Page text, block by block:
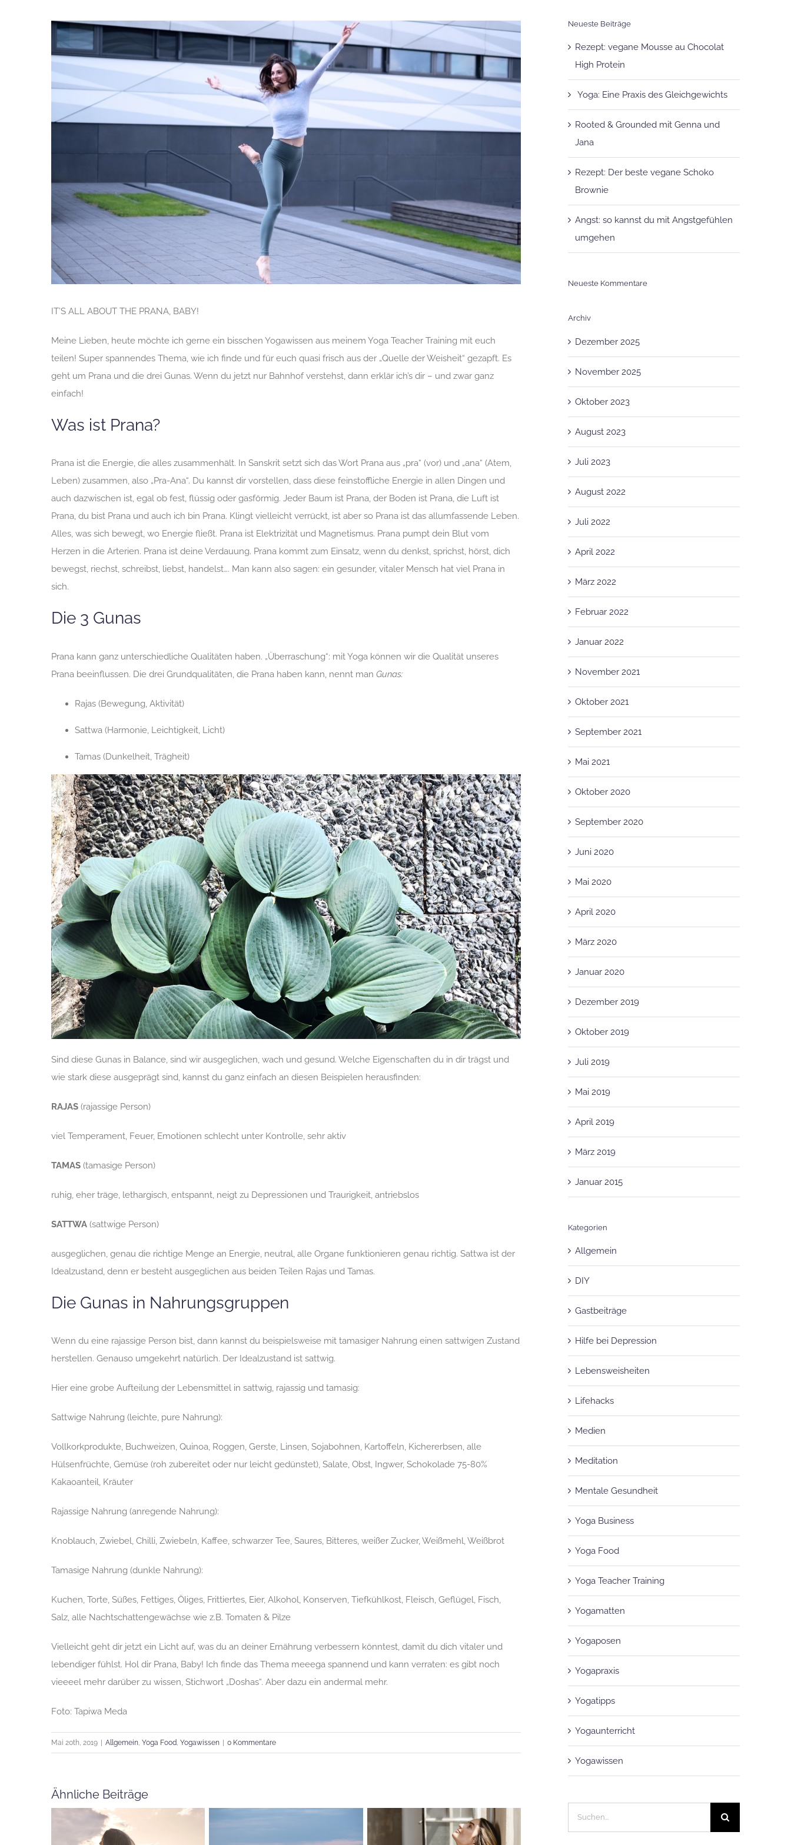
Zeige
grösseres
IT’S ALL ABOUT THE PRANA, BABY!
Meine Lieben, heute möchte ich gerne ein bisschen Yogawissen aus meinem Yoga Teacher Training mit euch
teilen! Super spannendes Thema, wie ich finde und für euch quasi frisch aus der „Quelle der Weisheit“ gezapft. Es
geht um Prana und die drei Gunas. Wenn du jetzt nur Bahnhof verstehst, dann erklär ich’s dir – und zwar ganz
einfach!
Was ist Prana?
Prana ist die Energie, die alles zusammenhält. In Sanskrit setzt sich das Wort Prana aus „pra“ (vor) und „ana“ (Atem,
Leben) zusammen, also „Pra-Ana“. Du kannst dir vorstellen, dass diese feinstoffliche Energie in allen Dingen und
auch dazwischen ist, egal ob fest, flüssig oder gasförmig. Jeder Baum ist Prana, der Boden ist Prana, die Luft ist
Prana, du bist Prana und auch ich bin Prana. Klingt vielleicht verrückt, ist aber so Prana ist das allumfassende Leben.
Alles, was sich bewegt, wo Energie fließt. Prana ist Elektrizität und Magnetismus. Prana pumpt dein Blut vom
Herzen in die Arterien. Prana ist deine Verdauung. Prana kommt zum Einsatz, wenn du denkst, sprichst, hörst, dich
bewegst, riechst, schreibst, liebst, handelst…. Man kann also sagen: ein gesunder, vitaler Mensch hat viel Prana in
sich.
Die 3 Gunas
Prana kann ganz unterschiedliche Qualitäten haben. „Überraschung“: mit Yoga können wir die Qualität unseres
Prana beeinflussen. Die drei Grundqualitäten, die Prana haben kann, nennt man Gunas:
Rajas (Bewegung, Aktivität)
Sattwa (Harmonie, Leichtigkeit, Licht)
Tamas (Dunkelheit, Trägheit)
Sind diese Gunas in Balance, sind wir ausgeglichen, wach und gesund. Welche Eigenschaften du in dir trägst und
wie stark diese ausgeprägt sind, kannst du ganz einfach an diesen Beispielen herausfinden:
RAJAS (rajassige Person)
viel Temperament, Feuer, Emotionen schlecht unter Kontrolle, sehr aktiv
TAMAS (tamasige Person)
ruhig, eher träge, lethargisch, entspannt, neigt zu Depressionen und Traurigkeit, antriebslos
SATTWA (sattwige Person)
ausgeglichen, genau die richtige Menge an Energie, neutral, alle Organe funktionieren genau richtig. Sattwa ist der
Idealzustand, denn er besteht ausgeglichen aus beiden Teilen Rajas und Tamas.
Die Gunas in Nahrungsgruppen
Wenn du eine rajassige Person bist, dann kannst du beispielsweise mit tamasiger Nahrung einen sattwigen Zustand
herstellen. Genauso umgekehrt natürlich. Der Idealzustand ist sattwig.
Hier eine grobe Aufteilung der Lebensmittel in sattwig, rajassig und tamasig:
Sattwige Nahrung (leichte, pure Nahrung):
Vollkorkprodukte, Buchweizen, Quinoa, Roggen, Gerste, Linsen, Sojabohnen, Kartoffeln, Kichererbsen, alle
Hülsenfrüchte, Gemüse (roh zubereitet oder nur leicht gedünstet), Salate, Obst, Ingwer, Schokolade 75-80%
Kakaoanteil, Kräuter
Rajassige Nahrung (anregende Nahrung):
Knoblauch, Zwiebel, Chilli, Zwiebeln, Kaffee, schwarzer Tee, Saures, Bitteres, weißer Zucker, Weißmehl, Weißbrot
Tamasige Nahrung (dunkle Nahrung):
Kuchen, Torte, Süßes, Fettiges, Öliges, Frittiertes, Eier, Alkohol, Konserven, Tiefkühlkost, Fleisch, Geflügel, Fisch,
Salz, alle Nachtschattengewächse wie z.B. Tomaten & Pilze
Vielleicht geht dir jetzt ein Licht auf, was du an deiner Ernährung verbessern könntest, damit du dich vitaler und
lebendiger fühlst. Hol dir Prana, Baby! Ich finde das Thema meeega spannend und kann verraten: es gibt noch
vieeeel mehr darüber zu wissen, Stichwort „Doshas“. Aber dazu ein andermal mehr.
Foto: Tapiwa Meda
Mai 20th, 2019 Allgemein, Yoga Food, Yogawissen 0 Kommentare
Ähnliche Beiträge
Neueste Beiträge
Rezept: vegane Mousse au Chocolat
High Protein
Yoga: Eine Praxis des Gleichgewichts
Rooted & Grounded mit Genna und
Jana
Rezept: Der beste vegane Schoko
Brownie
Angst: so kannst du mit Angstgefühlen
umgehen
Neueste Kommentare
Archiv
Dezember 2025
November 2025
Oktober 2023
August 2023
Juli 2023
August 2022
Juli 2022
April 2022
März 2022
Februar 2022
Januar 2022
November 2021
Oktober 2021
September 2021
Mai 2021
Oktober 2020
September 2020
Juni 2020
Mai 2020
April 2020
März 2020
Januar 2020
Dezember 2019
Oktober 2019
Juli 2019
Mai 2019
April 2019
März 2019
Januar 2015
Kategorien
Allgemein
DIY
Gastbeiträge
Hilfe bei Depression
Lebensweisheiten
Lifehacks
Medien
Meditation
Mentale Gesundheit
Yoga Business
Yoga Food
Yoga Teacher Training
Yogamatten
Yogaposen
Yogapraxis
Yogatipps
Yogaunterricht
Yogawissen